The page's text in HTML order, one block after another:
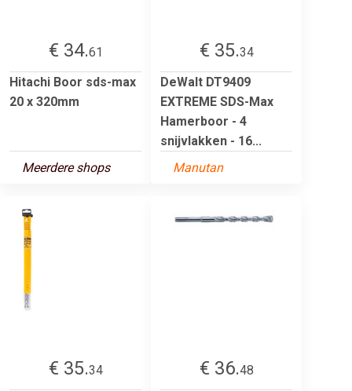
€ 34.61
Hitachi Boor sds-max
20 x 320mm
Meerdere shops
€ 35.34
DeWalt DT9409
EXTREME SDS-Max
Hamerboor - 4
snijvlakken - 16...
Manutan
€ 35.34
€ 36.48